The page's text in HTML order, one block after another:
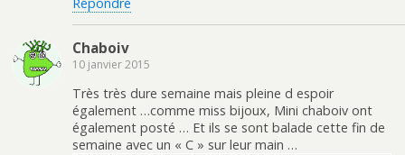
Chaboiv
10 janvier 2015
Très très dure semaine mais pleine d espoir
également …comme miss bijoux, Mini chaboiv ont
également posté … Et ils se sont balade cette fin de
semaine avec un « C » sur leur main …